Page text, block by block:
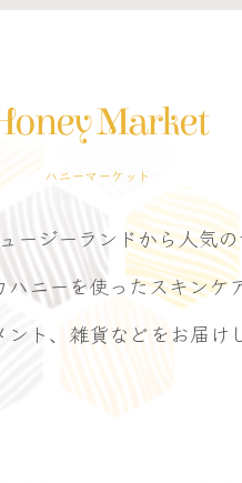
Market
ハニーマーケット
ージーランドから人気
ニーを使ったスキンケ
ント、雑貨などをお届け